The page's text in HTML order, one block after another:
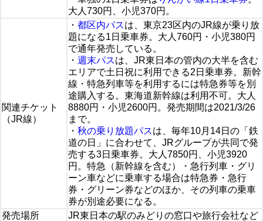
大人730円、小児370円。
関連チケット
（JR線）
・ 都区内パスは、東京23区内のJR線が乗り放
題になる1日乗車券。大人760円・小児380円
で通年発売している。
・ 週末パスは、JR東日本の管内の大半を含む
エリアで土日祝に利用できる2日乗車券。新幹
線・特急列車等を利用するには特急券等を別
途購入する。東海道新幹線は利用不可。大人
8880円・小児2600円。発売期間は2021/3/26
まで。
・ 秋の乗り放題パスは、毎年10月14日の「鉄
道の日」に合わせて、JRグループが共同で発
売する3日乗車券。大人7850円、小児3920
円。特急（新幹線を含む）・急行列車・グリ
ーン車などに乗車する場合は特急券・急行
券・グリーン券などのほか、その列車の乗車
券が別途必要になる。
発売場所
JR東日本の駅のみどりの窓口や旅行会社など